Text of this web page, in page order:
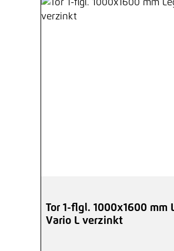
Tor 1-flgl. 1000x1600 mm
Vario L verzinkt